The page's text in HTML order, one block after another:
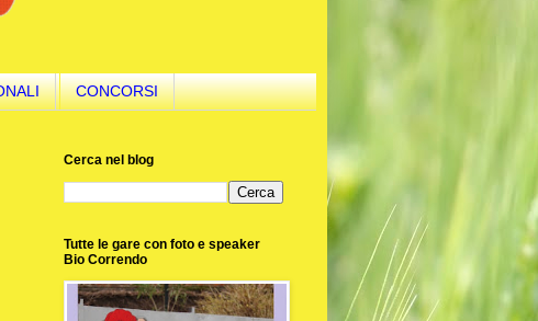
CONCORSI
Cerca nel blog
Tutte le gare con foto e speaker
Bio Correndo